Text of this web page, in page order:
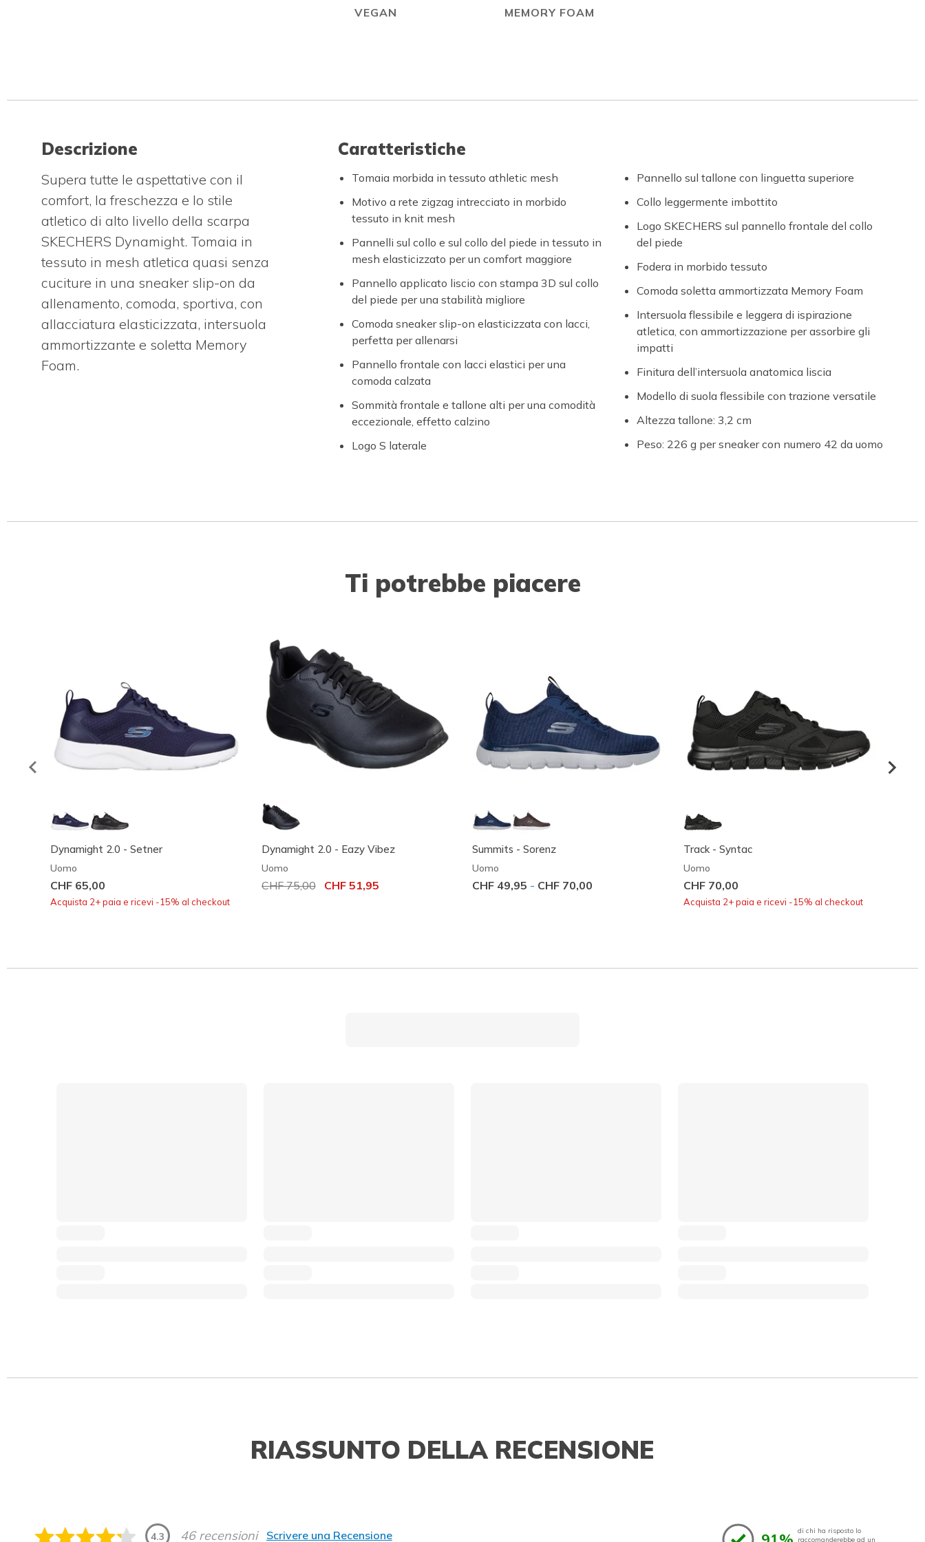
VEGAN MEMORY FOAM
Descrizione
Supera tutte le aspettative con il
comfort, la freschezza e lo stile
atletico di alto livello della scarpa
SKECHERS Dynamight. Tomaia in
tessuto in mesh atletica quasi senza
cuciture in una sneaker slip-on da
allenamento, comoda, sportiva, con
allacciatura elasticizzata, intersuola
ammortizzante e soletta Memory
Foam.
Caratteristiche
Tomaia morbida in tessuto athletic mesh
Motivo a rete zigzag intrecciato in morbido
tessuto in knit mesh
Pannelli sul collo e sul collo del piede in tessuto in
mesh elasticizzato per un comfort maggiore
Pannello applicato liscio con stampa 3D sul collo
del piede per una stabilità migliore
Comoda sneaker slip-on elasticizzata con lacci,
perfetta per allenarsi
Pannello frontale con lacci elastici per una
comoda calzata
Sommità frontale e tallone alti per una comodità
eccezionale, effetto calzino
Logo S laterale
Pannello sul tallone con linguetta superiore
Collo leggermente imbottito
Logo SKECHERS sul pannello frontale del collo
del piede
Fodera in morbido tessuto
Comoda soletta ammortizzata Memory Foam
Intersuola flessibile e leggera di ispirazione
atletica, con ammortizzazione per assorbire gli
impatti
Finitura dell’intersuola anatomica liscia
Modello di suola flessibile con trazione versatile
Altezza tallone: 3,2 cm
Peso: 226 g per sneaker con numero 42 da uomo
Ti potrebbe piacere
Dynamight 2.0 - Setner
Uomo
CHF 65,00
Acquista 2+ paia e ricevi -15% al checkout
Dynamight 2.0 - Eazy Vibez
Uomo
Prezzo ridotto da
CHF 75,00perCHF 51,95
Summits - Sorenz
Uomo
CHF 49,95 - CHF 70,00
Track - Syntac
Uomo
CHF 70,00
Acquista 2+ paia e ricevi -15% al checkout
RIASSUNTO DELLA RECENSIONE
4.3 46 recensioni Scrivere una Recensione
di chi ha risposto lo
raccomanderebbe ad un